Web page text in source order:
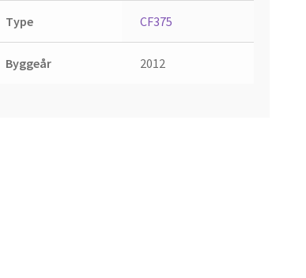
Type CF375
Byggeår 2012